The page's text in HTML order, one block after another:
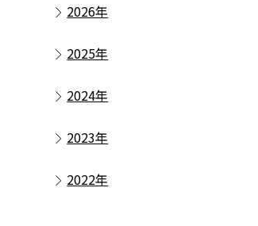
2026年
2025年
2024年
2023年
2022年